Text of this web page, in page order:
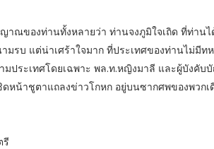
าณของท่านทั้งหลายว่า ท่านจงภูมิใจเถิด ที่ท่า
มรบ แต่น่าเศร้าใจมาก ที่ประเทศของท่านไม่มี
มประเทศโดยเฉพาะ พล.ท.หญิงมาลี และผู้บังคับ
ดหน้าชูตาแถลงข่าวโกหก อยู่บนซากศพของพวก
รี